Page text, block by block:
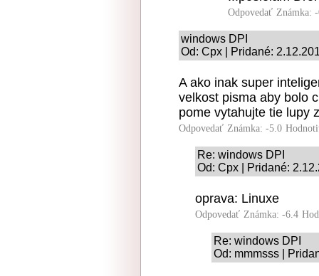
Odpovedať Známka:
windows DPI
Od: Cpx | Pridané:
A ako inak super
velkost pisma aby bolo
pome vytahujte tie lupy
Odpovedať Známka: -5.0
Re: windows DPI
Od: Cpx | Pridané:
oprava: Linuxe
Odpovedať Známka: -6.4
Re: windows DPI
Od: mmmsss |